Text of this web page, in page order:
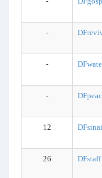
-
-
-
12
26 DFstaff